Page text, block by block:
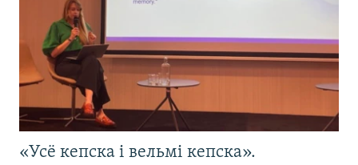
«Усё кепска і вельмі кепска».